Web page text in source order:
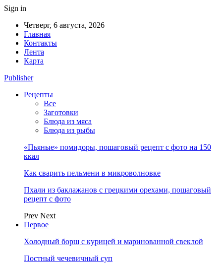
Sign in
Четверг, 6 августа, 2026
Главная
Контакты
Лента
Карта
Publisher
Рецепты
Все
Заготовки
Блюда из мяса
Блюда из рыбы
«Пьяные» помидоры, пошаговый рецепт с фото на 150
ккал
Как сварить пельмени в микроволновке
Пхали из баклажанов с грецкими орехами, пошаговый
рецепт с фото
Prev Next
Первое
Холодный борщ с курицей и маринованной свеклой
Постный чечевичный суп